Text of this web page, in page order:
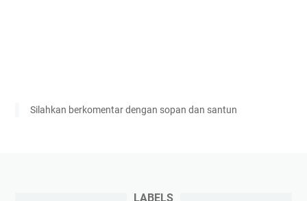
Silahkan berkomentar dengan sopan dan santun
LABELS